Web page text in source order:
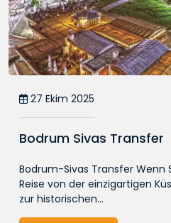
27 Ekim 2025
Bodrum Sivas Transfer
Bodrum-Sivas Transfer Wenn
Reise von der einzigartigen
zur historischen...